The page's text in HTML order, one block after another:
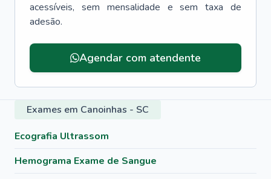
acessíveis, sem mensalidade e sem taxa de
adesão.
Agendar com atendente
Exames em Canoinhas - SC
Ecografia Ultrassom
Hemograma Exame de Sangue